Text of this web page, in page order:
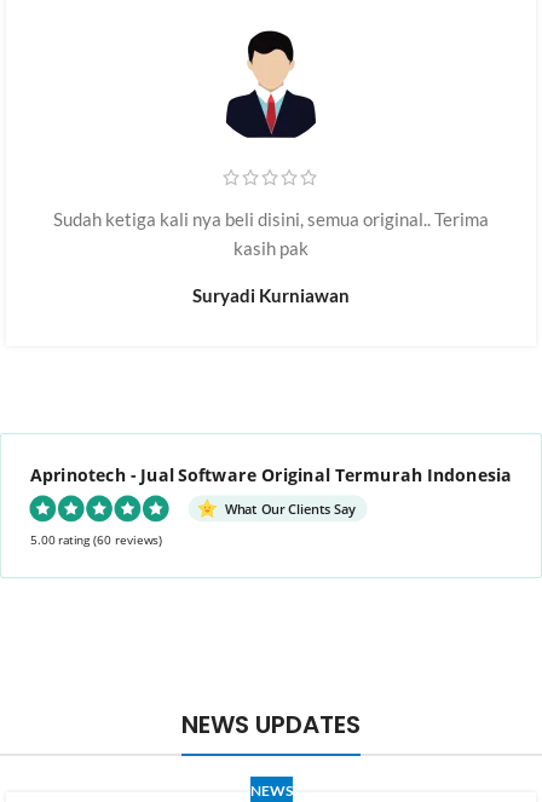
Sudah ketiga kali nya beli disini, semua original.. Terima
kasih pak
Suryadi Kurniawan
Aprinotech - Jual Software Original Termurah Indonesia
What Our Clients Say
5.00 rating(60 reviews)
NEWS UPDATES
NEWS